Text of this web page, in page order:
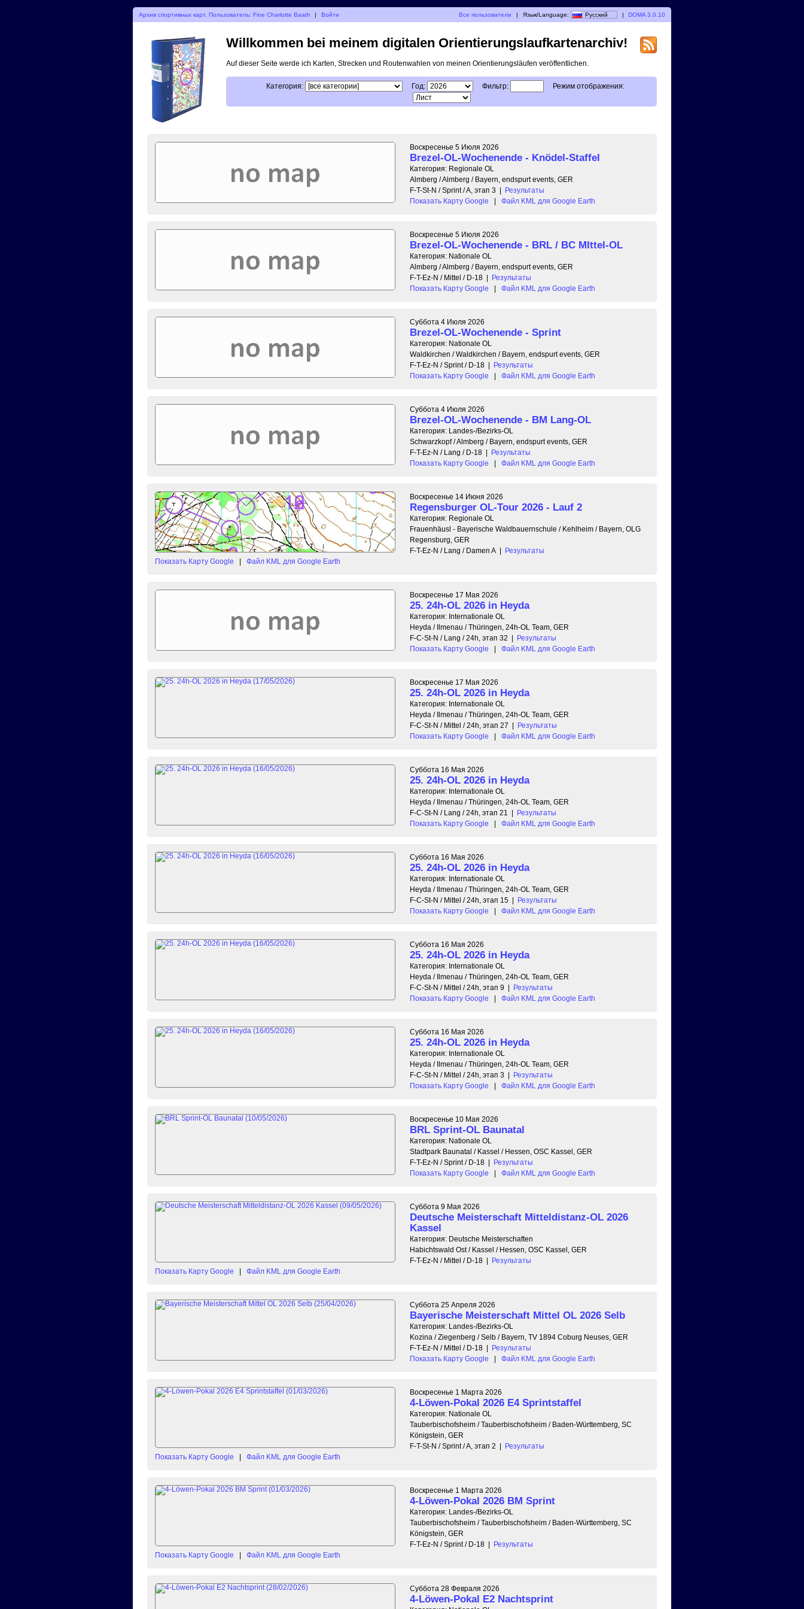
Архив спортивных карт. Пользователь: Fine Charlotte Baath | Войти Все пользователи | Язык/Language: Русский | DOMA 3.0.10
Willkommen bei meinem digitalen Orientierungslaufkartenarchiv!
Auf dieser Seite werde ich Karten, Strecken und Routenwahlen von meinen Orientierungsläufen veröffentlichen.
Категория: Год: Фильтр: Режим отображения:
Воскресенье 5 Июля 2026
Brezel-OL-Wochenende - Knödel-Staffel
Категория: Regionale OL
Almberg / Almberg / Bayern, endspurt events, GER
F-T-St-N / Sprint / A, этап 3 | Результаты
Показать Карту Google
| Файл KML для Google Earth
Воскресенье 5 Июля 2026
Brezel-OL-Wochenende - BRL / BC MIttel-OL
Категория: Nationale OL
Almberg / Almberg / Bayern, endspurt events, GER
F-T-Ez-N / Mittel / D-18 | Результаты
Показать Карту Google
| Файл KML для Google Earth
Суббота 4 Июля 2026
Brezel-OL-Wochenende - Sprint
Категория: Nationale OL
Waldkirchen / Waldkirchen / Bayern, endspurt events, GER
F-T-Ez-N / Sprint / D-18 | Результаты
Показать Карту Google
| Файл KML для Google Earth
Суббота 4 Июля 2026
Brezel-OL-Wochenende - BM Lang-OL
Категория: Landes-/Bezirks-OL
Schwarzkopf / Almberg / Bayern, endspurt events, GER
F-T-Ez-N / Lang / D-18 | Результаты
Показать Карту Google
| Файл KML для Google Earth
Воскресенье 14 Июня 2026
Regensburger OL-Tour 2026 - Lauf 2
Категория: Regionale OL
Frauenhäusl - Bayerische Waldbauernschule / Kehlheim / Bayern, OLG
Regensburg, GER
F-T-Ez-N / Lang / Damen A | Результаты
Показать Карту Google
| Файл KML для Google Earth
Воскресенье 17 Мая 2026
25. 24h-OL 2026 in Heyda
Категория: Internationale OL
Heyda / Ilmenau / Thüringen, 24h-OL Team, GER
F-C-St-N / Lang / 24h, этап 32 | Результаты
Показать Карту Google
| Файл KML для Google Earth
Воскресенье 17 Мая 2026
25. 24h-OL 2026 in Heyda
Категория: Internationale OL
Heyda / Ilmenau / Thüringen, 24h-OL Team, GER
F-C-St-N / Mittel / 24h, этап 27 | Результаты
Показать Карту Google
| Файл KML для Google Earth
Суббота 16 Мая 2026
25. 24h-OL 2026 in Heyda
Категория: Internationale OL
Heyda / Ilmenau / Thüringen, 24h-OL Team, GER
F-C-St-N / Lang / 24h, этап 21
| Результаты
Показать Карту Google
| Файл KML для Google Earth
Суббота 16 Мая 2026
25. 24h-OL 2026 in Heyda
Категория: Internationale OL
Heyda / Ilmenau / Thüringen, 24h-OL Team, GER
F-C-St-N / Mittel / 24h, этап 15 | Результаты
Показать Карту Google
| Файл KML для Google Earth
Суббота 16 Мая 2026
25. 24h-OL 2026 in Heyda
Категория: Internationale OL
Heyda / Ilmenau / Thüringen, 24h-OL Team, GER
F-C-St-N / Mittel / 24h, этап 9 | Результаты
Показать Карту Google
| Файл KML для Google Earth
Суббота 16 Мая 2026
25. 24h-OL 2026 in Heyda
Категория: Internationale OL
Heyda / Ilmenau / Thüringen, 24h-OL Team, GER
F-C-St-N / Mittel / 24h, этап 3 | Результаты
Показать Карту Google
| Файл KML для Google Earth
Воскресенье 10 Мая 2026
BRL Sprint-OL Baunatal
Категория: Nationale OL
Stadtpark Baunatal / Kassel / Hessen, OSC Kassel, GER
F-T-Ez-N / Sprint / D-18 | Результаты
Показать Карту Google
| Файл KML для Google Earth
Суббота 9 Мая 2026
Deutsche Meisterschaft Mitteldistanz-OL 2026
Kassel
Категория: Deutsche Meisterschaften
Habichtswald Ost / Kassel / Hessen, OSC Kassel, GER
F-T-Ez-N / Mittel / D-18 | Результаты
Показать Карту Google
| Файл KML для Google Earth
Суббота 25 Апреля 2026
Bayerische Meisterschaft Mittel OL 2026 Selb
Категория: Landes-/Bezirks-OL
Kozina / Ziegenberg / Selb / Bayern, TV 1894 Coburg Neuses, GER
F-T-Ez-N / Mittel / D-18 | Результаты
Показать Карту Google
| Файл KML для Google Earth
Воскресенье 1 Марта 2026
4-Löwen-Pokal 2026 E4 Sprintstaffel
Категория: Nationale OL
Tauberbischofsheim / Tauberbischofsheim / Baden-Württemberg, SC
Königstein, GER
F-T-St-N / Sprint / A, этап 2 | Результаты
Показать Карту Google
| Файл KML для Google Earth
Воскресенье 1 Марта 2026
4-Löwen-Pokal 2026 BM Sprint
Категория: Landes-/Bezirks-OL
Tauberbischofsheim / Tauberbischofsheim / Baden-Württemberg, SC
Königstein, GER
F-T-Ez-N / Sprint / D-18 | Результаты
Показать Карту Google
| Файл KML для Google Earth
Суббота 28 Февраля 2026
4-Löwen-Pokal E2 Nachtsprint